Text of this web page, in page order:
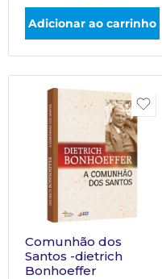
Adicionar ao carrinho
Comunhão dos
Santos -dietrich
Bonhoeffer